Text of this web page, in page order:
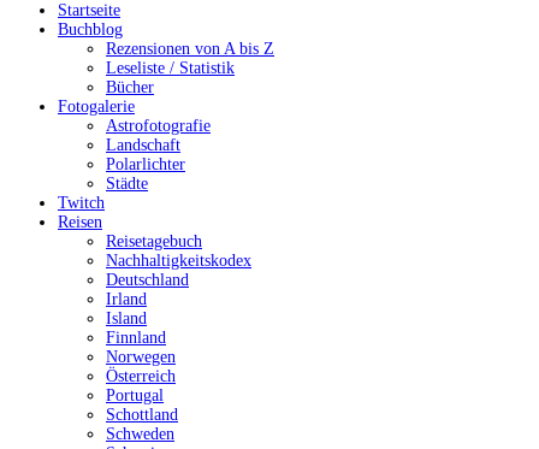
Startseite
Buchblog
Rezensionen von A bis Z
Leseliste / Statistik
Bücher
Fotogalerie
Astrofotografie
Landschaft
Polarlichter
Städte
Twitch
Reisen
Reisetagebuch
Nachhaltigkeitskodex
Deutschland
Irland
Island
Finnland
Norwegen
Österreich
Portugal
Schottland
Schweden